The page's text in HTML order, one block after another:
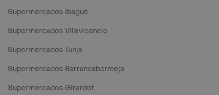
Supermercados Ibagué
Supermercados Villavicencio
Supermercados Tunja
Supermercados Barrancabermeja
Supermercados Girardot